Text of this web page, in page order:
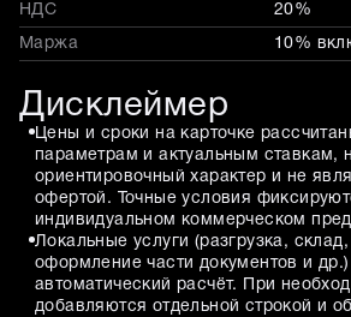
НДС 20%
Маржа 10%
Дисклеймер
Цены и сроки на карточке
параметрам и актуальным ставкам,
ориентировочный характер и не
офертой. Точные условия
индивидуальном коммерческом
Локальные услуги (разгрузка,
оформление части документов и др.)
автоматический расчёт. При
добавляются отдельной строкой и